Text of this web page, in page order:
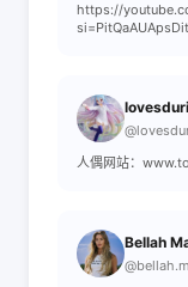
https://
人偶网站：
Bellah